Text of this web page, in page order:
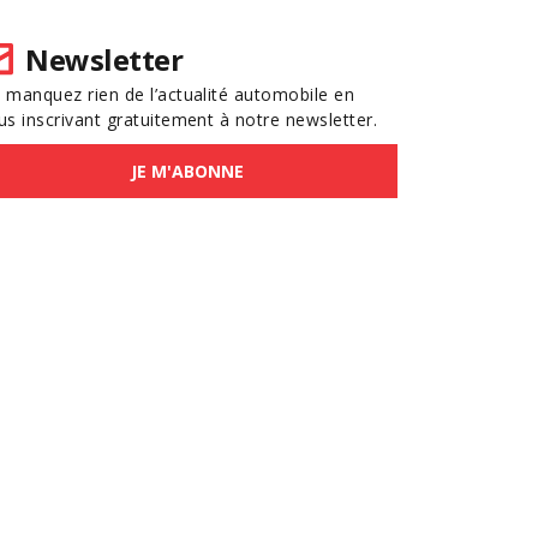
Newsletter
manquez rien de l’actualité automobile en
inscrivant gratuitement à notre newsletter.
JE M'ABONNE